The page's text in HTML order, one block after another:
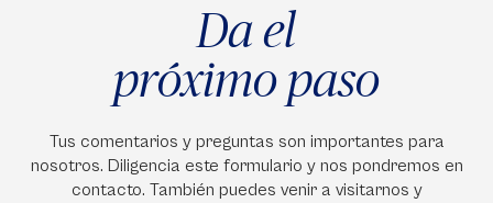
Da el
próximo paso
Tus comentarios y preguntas son importantes para
nosotros. Diligencia este formulario y nos pondremos en
contacto. También puedes venir a visitarnos y